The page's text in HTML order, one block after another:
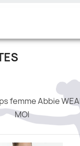
femme Abbie
MOI